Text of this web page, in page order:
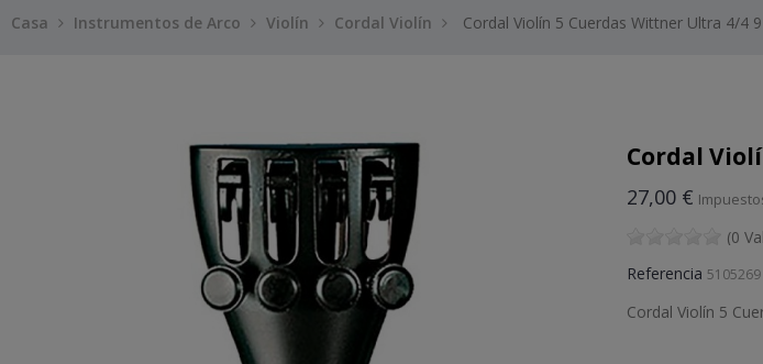
Casa Instrumentos de Arco Violín Cordal Violín Cordal Violín 5 Cuerdas Wittner Ultra 4/4
Cordal
27,00 €
(0
Referencia 5105269
Cordal Violín 5